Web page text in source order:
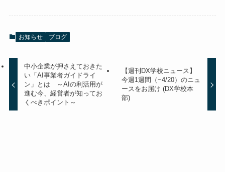
お知らせ ブログ
中小企業が押さえておきた
い「AI事業者ガイドライ
ン」とは ～AIの利活用が
進む今、経営者が知ってお
くべきポイント～
【週刊DX学校ニュース】
今週1週間（~4/20）のニュ
ースをお届け (DX学校本
部)